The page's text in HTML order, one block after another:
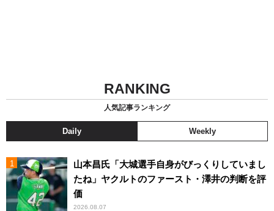
RANKING
人気記事ランキング
Daily Weekly
山本昌氏「大城選手自身がびっくりしていまし
たね」ヤクルトのファースト・澤井の判断を評
価
2026.08.07